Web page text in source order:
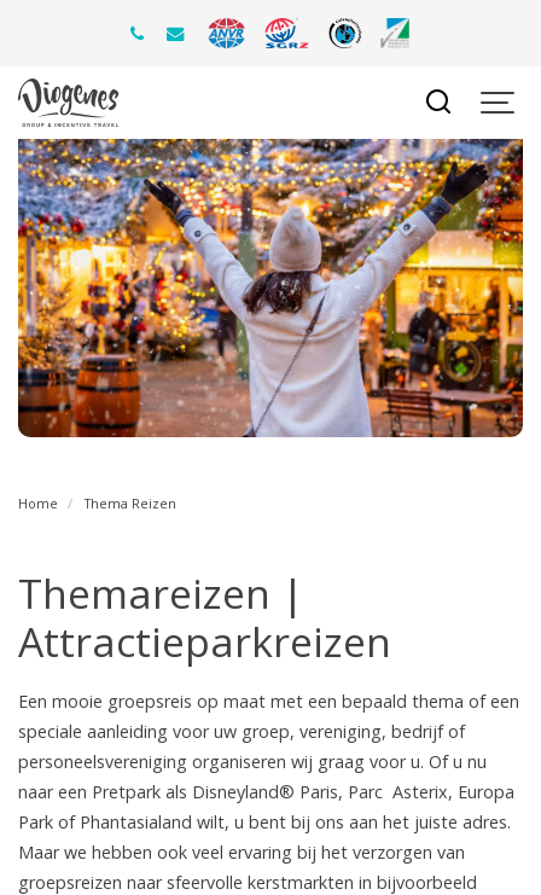
Home Thema Reizen
Themareizen |
Attractieparkreizen
Een mooie groepsreis op maat met een bepaald thema of een
speciale aanleiding voor uw groep, vereniging, bedrijf of
personeelsvereniging organiseren wij graag voor u. Of u nu
naar een Pretpark als Disneyland® Paris, Parc Asterix, Europa
Park of Phantasialand wilt, u bent bij ons aan het juiste adres.
Maar we hebben ook veel ervaring bij het verzorgen van
groepsreizen naar sfeervolle kerstmarkten in bijvoorbeeld